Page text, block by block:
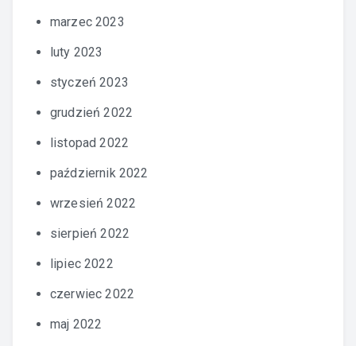
marzec 2023
luty 2023
styczeń 2023
grudzień 2022
listopad 2022
październik 2022
wrzesień 2022
sierpień 2022
lipiec 2022
czerwiec 2022
maj 2022